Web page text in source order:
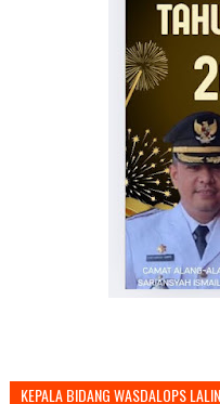
KEPALA BIDANG WASDALOPS